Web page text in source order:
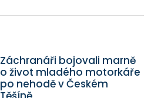
Záchranáři bojovali marně
o život mladého motorkáře
po nehodě v Českém